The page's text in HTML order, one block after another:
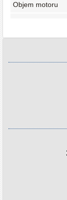
Objem motoru